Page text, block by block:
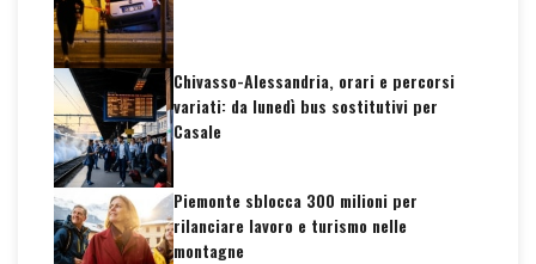
Chivasso-Alessandria, orari e percorsi
variati: da lunedì bus sostitutivi per
Casale
Piemonte sblocca 300 milioni per
rilanciare lavoro e turismo nelle
montagne